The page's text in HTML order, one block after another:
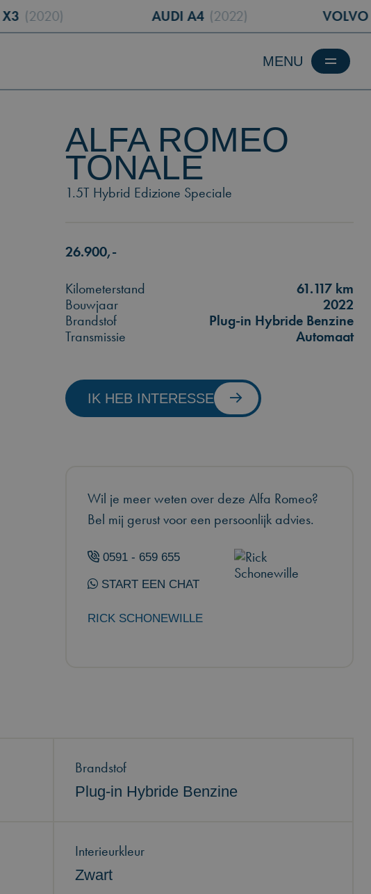
AUDI A4 (2022) VOLVO XC60
ALFA ROMEO
TONALE
1.5T Hybrid Edizione Speciale
26.900,-
Kilometerstand
61.117 km
Bouwjaar
2022
Brandstof
Plug-in Hybride Benzine
Transmissie
Automaat
IK HEB INTERESSE
Wil je meer weten over deze Alfa Romeo?
Bel mij gerust voor een persoonlijk advies.
0591 - 659 655
START EEN CHAT
RICK SCHONEWILLE
Brandstof
Plug-in Hybride Benzine
Interieurkleur
Zwart